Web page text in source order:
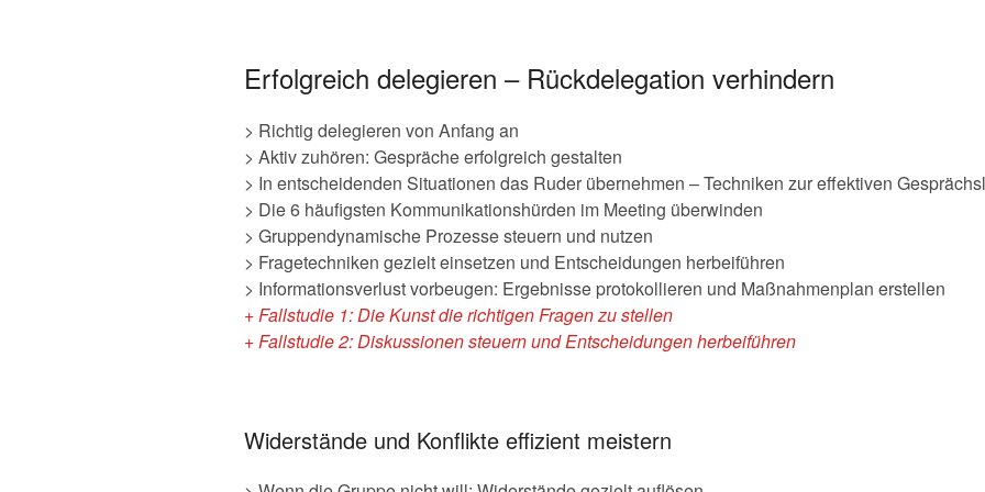
Erfolgreich delegieren – Rückdelegation verhindern
> Richtig delegieren von Anfang an
> Aktiv zuhören: Gespräche erfolgreich gestalten
> In entscheidenden Situationen das Ruder übernehmen – Techniken zur effektiven
> Die 6 häufigsten Kommunikationshürden im Meeting überwinden
> Gruppendynamische Prozesse steuern und nutzen
> Fragetechniken gezielt einsetzen und Entscheidungen herbeiführen
> Informationsverlust vorbeugen: Ergebnisse protokollieren und Maßnahmenplan erstellen
+ Fallstudie 1: Die Kunst die richtigen Fragen zu stellen
+ Fallstudie 2: Diskussionen steuern und Entscheidungen herbeiführen
Widerstände und Konflikte effizient meistern